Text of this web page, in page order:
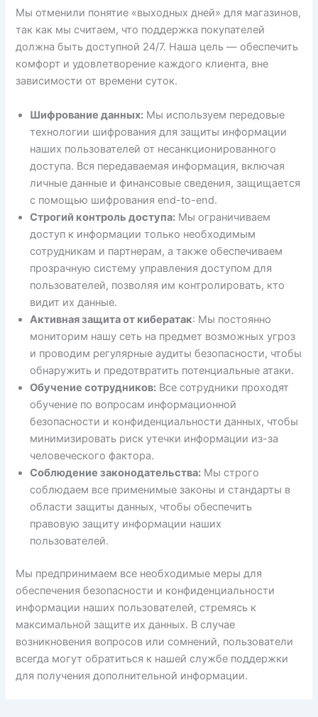
Мы отменили понятие «выходных дней» для магазинов,
так как мы считаем, что поддержка покупателей
должна быть доступной 24/7. Наша цель — обеспечить
комфорт и удовлетворение каждого клиента, вне
зависимости от времени суток.
Шифрование данных: Мы используем передовые
технологии шифрования для защиты информации
наших пользователей от несанкционированного
доступа. Вся передаваемая информация, включая
личные данные и финансовые сведения, защищается
с помощью шифрования end-to-end.
Строгий контроль доступа: Мы ограничиваем
доступ к информации только необходимым
сотрудникам и партнерам, а также обеспечиваем
прозрачную систему управления доступом для
пользователей, позволяя им контролировать, кто
видит их данные.
Активная защита от кибератак: Мы постоянно
мониторим нашу сеть на предмет возможных угроз
и проводим регулярные аудиты безопасности, чтобы
обнаружить и предотвратить потенциальные атаки.
Обучение сотрудников: Все сотрудники проходят
обучение по вопросам информационной
безопасности и конфиденциальности данных, чтобы
минимизировать риск утечки информации из-за
человеческого фактора.
Соблюдение законодательства: Мы строго
соблюдаем все применимые законы и стандарты в
области защиты данных, чтобы обеспечить
правовую защиту информации наших
пользователей.
Мы предпринимаем все необходимые меры для
обеспечения безопасности и конфиденциальности
информации наших пользователей, стремясь к
максимальной защите их данных. В случае
возникновения вопросов или сомнений, пользователи
всегда могут обратиться к нашей службе поддержки
для получения дополнительной информации.